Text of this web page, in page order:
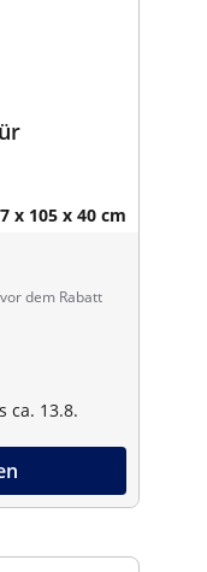
x 105 x 40 cm
dem Rabatt
ca. 13.8.